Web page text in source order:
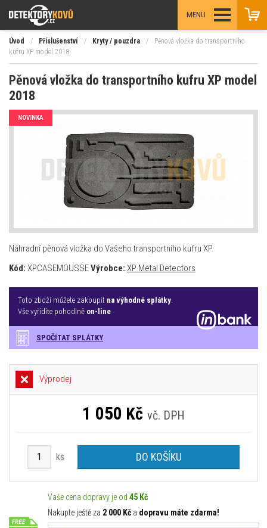
MENU
Úvod / Příslušenství / Kryty / pouzdra /
Pěnová vložka do transportního
kufru XP model 2018
Pěnová vložka do transportního kufru XP model
2018
NOVINKA
Náhradní pěnová vložka do Vašeho transportního kufru XP.
Kód: XPCASEMOUSSEVýrobce: XP Metal Detectors
Toto zboží můžete zakoupit na výhodné splátky
Vše vyřídíte pohodlně on-line
SPOČÍTAT SPLÁTKY
Výprodej
1 050 Kč vč. DPH
ks DO KOŠÍKU
Vaše cena dopravy je od 45 Kč
Nakupte ještě za 2 000 Kč a dopravu máte zdarma!